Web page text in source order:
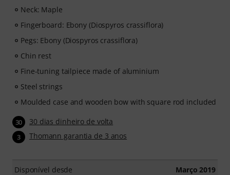
Neck: Maple
Fingerboard: Ebony (Diospyros crassiflora)
Pegs: Ebony (Diospyros crassiflora)
Chin rest
Fine-tuning tailpiece made of aluminium
Steel strings
Moulded case and wooden bow with square rod included
30 30 dias dinheiro de volta
3 Thomann garantia de 3 anos
Disponível desde Março 2019